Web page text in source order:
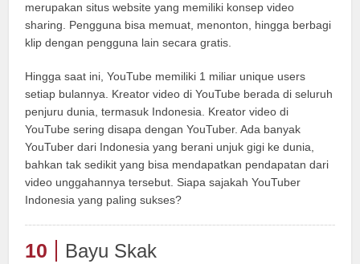
merupakan situs website yang memiliki konsep video
sharing. Pengguna bisa memuat, menonton, hingga berbagi
klip dengan pengguna lain secara gratis.
Hingga saat ini, YouTube memiliki 1 miliar unique users
setiap bulannya. Kreator video di YouTube berada di seluruh
penjuru dunia, termasuk Indonesia. Kreator video di
YouTube sering disapa dengan YouTuber. Ada banyak
YouTuber dari Indonesia yang berani unjuk gigi ke dunia,
bahkan tak sedikit yang bisa mendapatkan pendapatan dari
video unggahannya tersebut. Siapa sajakah YouTuber
Indonesia yang paling sukses?
10 Bayu Skak